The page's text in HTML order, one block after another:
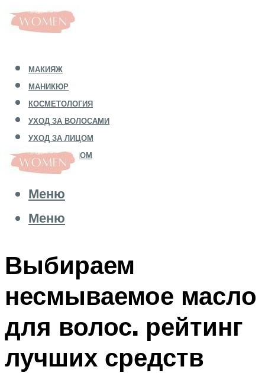
МАКИЯЖ
МАНИКЮР
КОСМЕТОЛОГИЯ
УХОД ЗА ВОЛОСАМИ
УХОД ЗА ЛИЦОМ
УХОД ЗА ТЕЛОМ
Меню
Меню
Выбираем
несмываемое масло
для волос. рейтинг
лучших средств